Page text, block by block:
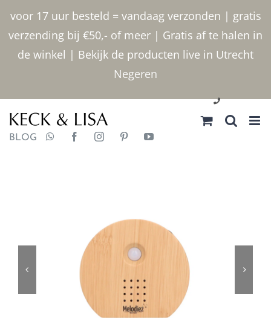
voor 17 uur besteld = vandaag verzonden | gratis
verzending bij €50,- of meer | Gratis af te halen in
de winkel | Bekijk de producten live in Utrecht
Negeren
inhoud
030 2400000
BLOG